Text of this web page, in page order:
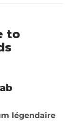
to
légendaire